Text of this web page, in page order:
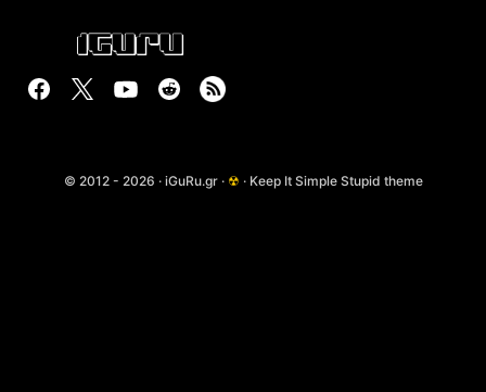
© 2012 - 2026 · iGuRu.gr · ☢ · Keep It Simple Stupid theme